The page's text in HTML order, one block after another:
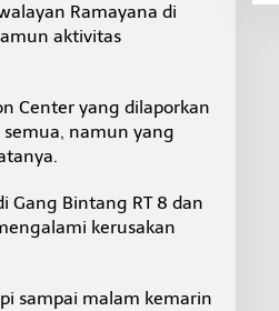
Ramayana di
aktivitas
Center yang dilaporkan
namun yang
Gang Bintang RT 8 dan
kerusakan
sampai malam kemarin